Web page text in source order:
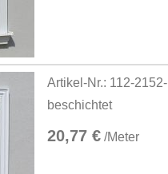
Artikel-Nr.: 112-2152-
beschichtet
20,77 € /Meter